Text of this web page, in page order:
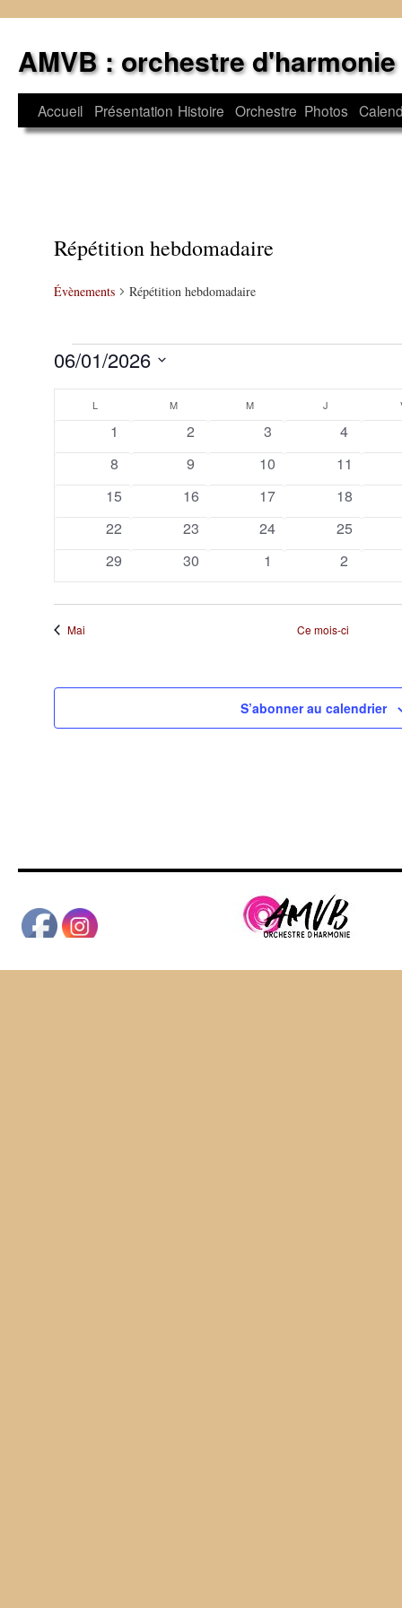
contenu
AMVB : orchestre d'harmonie
Accueil Présentation Histoire Orchestre Photos
Répétition hebdomadaire
Évènements Répétition hebdomadaire
Évènements
06/01/2026
Calendrier
Évènements
L MMARDI M J
0
évènements
1
0
évènements
2
1
évènement
3
0
4
0
évènements
8
0
évènements
9
1
évènement
10
0
11
0
évènements
15
0
évènements
16
1
évènement
17
0
18
0
évènements
22
0
évènements
23
0
évènements
24
0
25
0
évènements
29
0
évènements
30
0
évènements
1
0
2
Mai Ce mois-ci
S’abonner au calendrier